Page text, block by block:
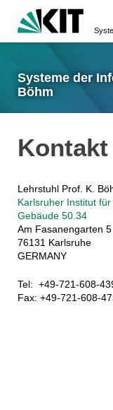
Systeme der
Böhm
Kontakt
Lehrstuhl Prof. K.
Karlsruher Institut
Gebäude 50.34
Am Fasanengarten 5
76131 Karlsruhe
GERMANY
Tel: +49-721-608-
Fax: +49-721-608-